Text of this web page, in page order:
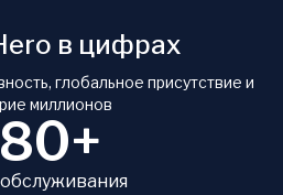
в цифрах
глобальное присутствие и
миллионов